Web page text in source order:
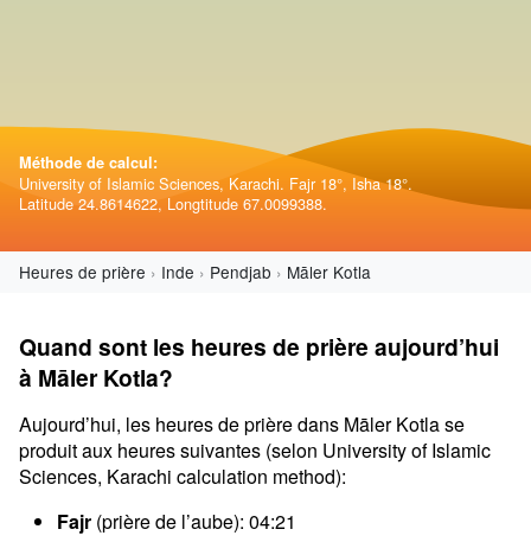
Méthode de calcul:
University of Islamic Sciences, Karachi. Fajr 18°, Isha 18°.
Latitude 24.8614622, Longtitude 67.0099388.
Heures de prière Inde Pendjab Māler Kotla
Quand sont les heures de prière aujourd’hui
à Māler Kotla?
Aujourd’hui, les heures de prière dans Māler Kotla se
produit aux heures suivantes (selon University of Islamic
Sciences, Karachi calculation method):
Fajr (prière de l’aube): 04:21